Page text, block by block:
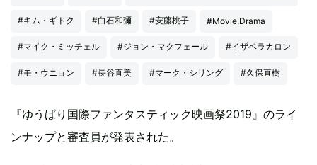
#キム・ギドク #白石和彌 #安藤桃子 #Movie,Drama
#マイク・ミッチェル #ジョン・マクフェール #イザベラカロン
#モ・ウニョン #長谷直美 #マーク・シリング #久保直樹
『ゆうばり国際ファンタスティック映画祭2019』のライ
ンナップと審査員が発表された。